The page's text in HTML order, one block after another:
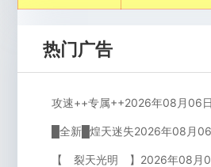
热门广告
攻速++专属++2026年08月06
█全新█煌天迷失2026年08月
【 裂天光明 】2026年08月